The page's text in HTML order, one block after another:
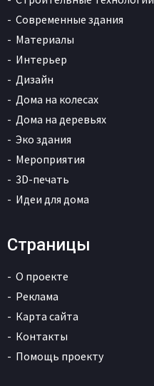
Современные здания
Материалы
Интерьер
Дизайн
Дома на колесах
Дома на деревьях
Эко здания
Мероприятия
3D-печать
Идеи для дома
Страницы
О проекте
Реклама
Карта сайта
Контакты
Помощь проекту